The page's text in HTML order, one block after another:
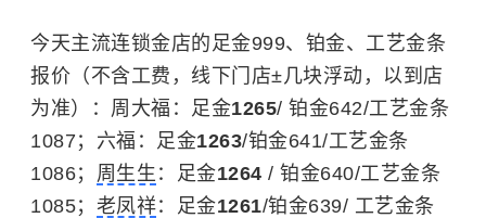
今天主流连锁金店的足金999、铂金、工艺金条
报价（不含工费，线下门店±几块浮动，以到店
为准）：周大福：足金1265/ 铂金642/工艺金条
1087；六福：足金1263/铂金641/工艺金条
1086； 周生生 ：足金1264 / 铂金640/工艺金条
1085； 老凤祥：足金1261/铂金639/ 工艺金条